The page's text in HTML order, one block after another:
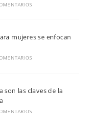
mujeres se enfocan
son las claves de la